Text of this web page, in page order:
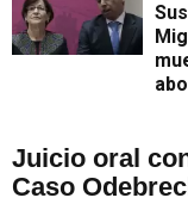
Juicio oral
Caso